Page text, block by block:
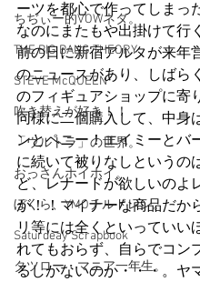
ちぢぃー的VOWネタ。
THE BIG BANG THEORY
STEVE McQUEEN
吹き替えが好き！！
「ウルトラ」の世界。
おっさんホイホイ。
ぼくら、YMOチルドレン。
Saturdeay Scrapbook
タツロー・マニア一年生。
ーツを都心で作ってしまっ
なのにまたもや出掛けて行
前の日に新宿アルタが来年
のニュースがあり、しばら
のフィギュアショップに寄
同様に二個購入して、中身
ンとペニー！エイミーとバ
に続いて被りなしというの
ど、レナードが欲しいのよ
が！！マイナーな商品だか
リ等には全くといっていい
れてもおらず、自らでコン
るしかないのか・・・。ヤ